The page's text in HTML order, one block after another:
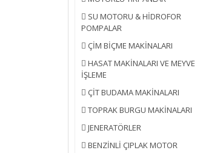
SU MOTORU & HİDROFOR
POMPALAR
ÇİM BİÇME MAKİNALARI
HASAT MAKİNALARI VE MEYVE
İŞLEME
ÇİT BUDAMA MAKİNALARI
TOPRAK BURGU MAKİNALARI
JENERATÖRLER
BENZİNLİ ÇIPLAK MOTOR